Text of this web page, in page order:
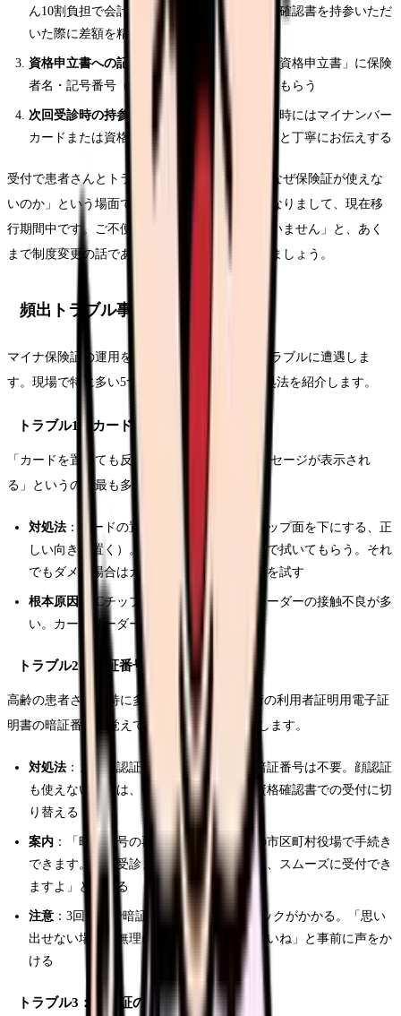
ん10割負担で会計し、後日保険証または資格確認書を持参いただ
いた際に差額を精算する旨を説明する
資格申立書への記入を依頼する
：「被保険者資格申立書」に保険
者名・記号番号（わかる範囲で）を記入してもらう
次回受診時の持参を案内する
：「次回の受診時にはマイナンバー
カードまたは資格確認書をお持ちください」と丁寧にお伝えする
受付で患者さんとトラブルになりやすいのが「なぜ保険証が使えな
いのか」という場面です。「国の制度が変更になりまして、現在移
行期間中です。ご不便をおかけして申し訳ございません」と、あく
まで制度変更の話であることを冷静にお伝えしましょう。
頻出トラブル事例と対処法5選
マイナ保険証の運用を始めると、さまざまなトラブルに遭遇しま
す。現場で特に多い5つのトラブルと、その対処法を紹介します。
トラブル1：カードの読み取りエラー
「カードを置いても反応しない」「エラーメッセージが表示され
る」というのが最も多いトラブルです。
対処法 ：カードの置き方を確認する（ICチップ面を下にする、正
しい向きで置く）。カード表面を乾いた布で拭いてもらう。それ
でもダメな場合はカードリーダーの再起動を試す
根本原因
：ICチップの汚れや傷、カードリーダーの接触不良が多
い。カードリーダーは月1回の清掃を推奨
トラブル2：暗証番号（PIN）忘れ
高齢の患者さんに特に多いトラブルです。4桁の利用者証明用電子証
明書の暗証番号を覚えていないケースが頻発します。
対処法 ：まず顔認証を試す。顔認証なら暗証番号は不要。顔認証
も使えない場合は、従来の保険証または資格確認書での受付に切
り替える
案内 ：「暗証番号の再設定は、お住まいの市区町村役場で手続き
できます。次回受診までに再設定されると、スムーズに受付でき
ますよ」と伝える
注意 ：3回連続で暗証番号を間違えるとロックがかかる。「思い
出せない場合は無理に入力しないでくださいね」と事前に声をか
ける
トラブル3：顔認証の失敗